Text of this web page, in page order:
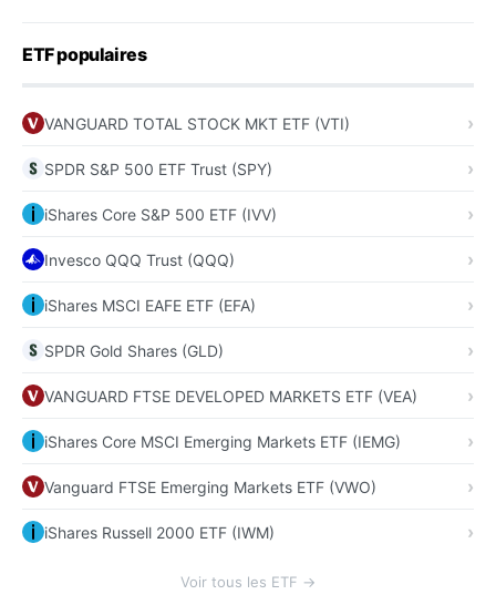
ETF populaires
VANGUARD TOTAL STOCK MKT ETF (VTI)
SPDR S&P 500 ETF Trust (SPY)
iShares Core S&P 500 ETF (IVV)
Invesco QQQ Trust (QQQ)
iShares MSCI EAFE ETF (EFA)
SPDR Gold Shares (GLD)
VANGUARD FTSE DEVELOPED MARKETS ETF (VEA)
iShares Core MSCI Emerging Markets ETF (IEMG)
Vanguard FTSE Emerging Markets ETF (VWO)
iShares Russell 2000 ETF (IWM)
Voir tous les ETF →